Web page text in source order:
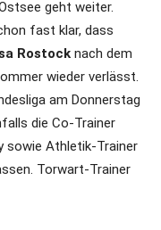
geht weiter.
fast klar, dass
Rostock nach dem
wieder verlässt.
am Donnerstag
die Co-Trainer
sowie Athletik-Trainer
Torwart-Trainer